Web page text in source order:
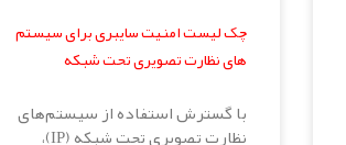
چک لیست امنیت سایبری برای سیستم
های نظارت تصویری تحت شبکه
با گسترش استفاده از سیستم‌های
نظارت تصویری تحت شبکه (IP)،